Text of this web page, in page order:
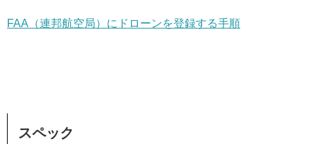
FAA（連邦航空局）にドローンを登録する手順
スペック